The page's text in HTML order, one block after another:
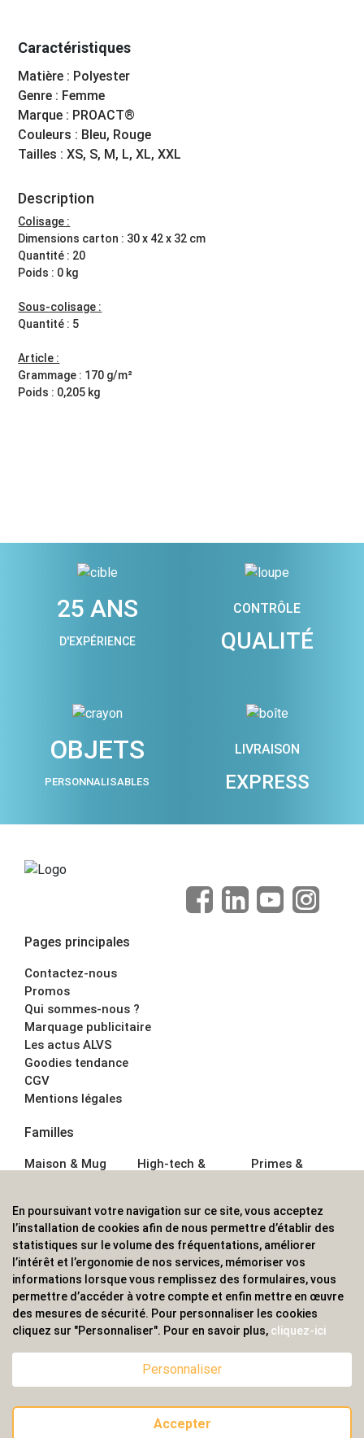
Caractéristiques
Matière : Polyester
Genre : Femme
Marque : PROACT®
Couleurs : Bleu, Rouge
Tailles : XS, S, M, L, XL, XXL
Description
Colisage :
Dimensions carton : 30 x 42 x 32 cm
Quantité : 20
Poids : 0 kg
Sous-colisage :
Quantité : 5
Article :
Grammage : 170 g/m²
Poids : 0,205 kg
25 ANS
D'EXPÉRIENCE
CONTRÔLE
QUALITÉ
OBJETS
PERSONNALISABLES
LIVRAISON
EXPRESS
Pages principales
Contactez-nous
Promos
Qui sommes-nous ?
Marquage publicitaire
Les actus ALVS
Goodies tendance
CGV
Mentions légales
Familles
Maison & Mug
Écriture
Bagagerie sacs
High-tech &
Sport &
Outdoor
Enfant
Primes &
Boisson
Textile &
Casquette
Accessoires de
bureau
ALVS, fournisseur d'objets publicitaires, pour les
professionnels. Une implantation nationale, une
couverture internationale.
© 2020 ALVS
En poursuivant votre navigation sur ce site, vous acceptez
l’installation de cookies afin de nous permettre d’établir des
statistiques sur le volume des fréquentations, améliorer
l’intérêt et l’ergonomie de nos services, mémoriser vos
informations lorsque vous remplissez des formulaires, vous
permettre d’accéder à votre compte et enfin mettre en œuvre
des mesures de sécurité. Pour personnaliser les cookies
cliquez sur "Personnaliser". Pour en savoir plus, cliquez-ici
Personnaliser
Accepter